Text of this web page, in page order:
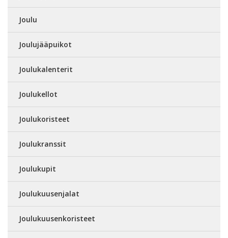
Joulu
Joulujääpuikot
Joulukalenterit
Joulukellot
Joulukoristeet
Joulukranssit
Joulukupit
Joulukuusenjalat
Joulukuusenkoristeet